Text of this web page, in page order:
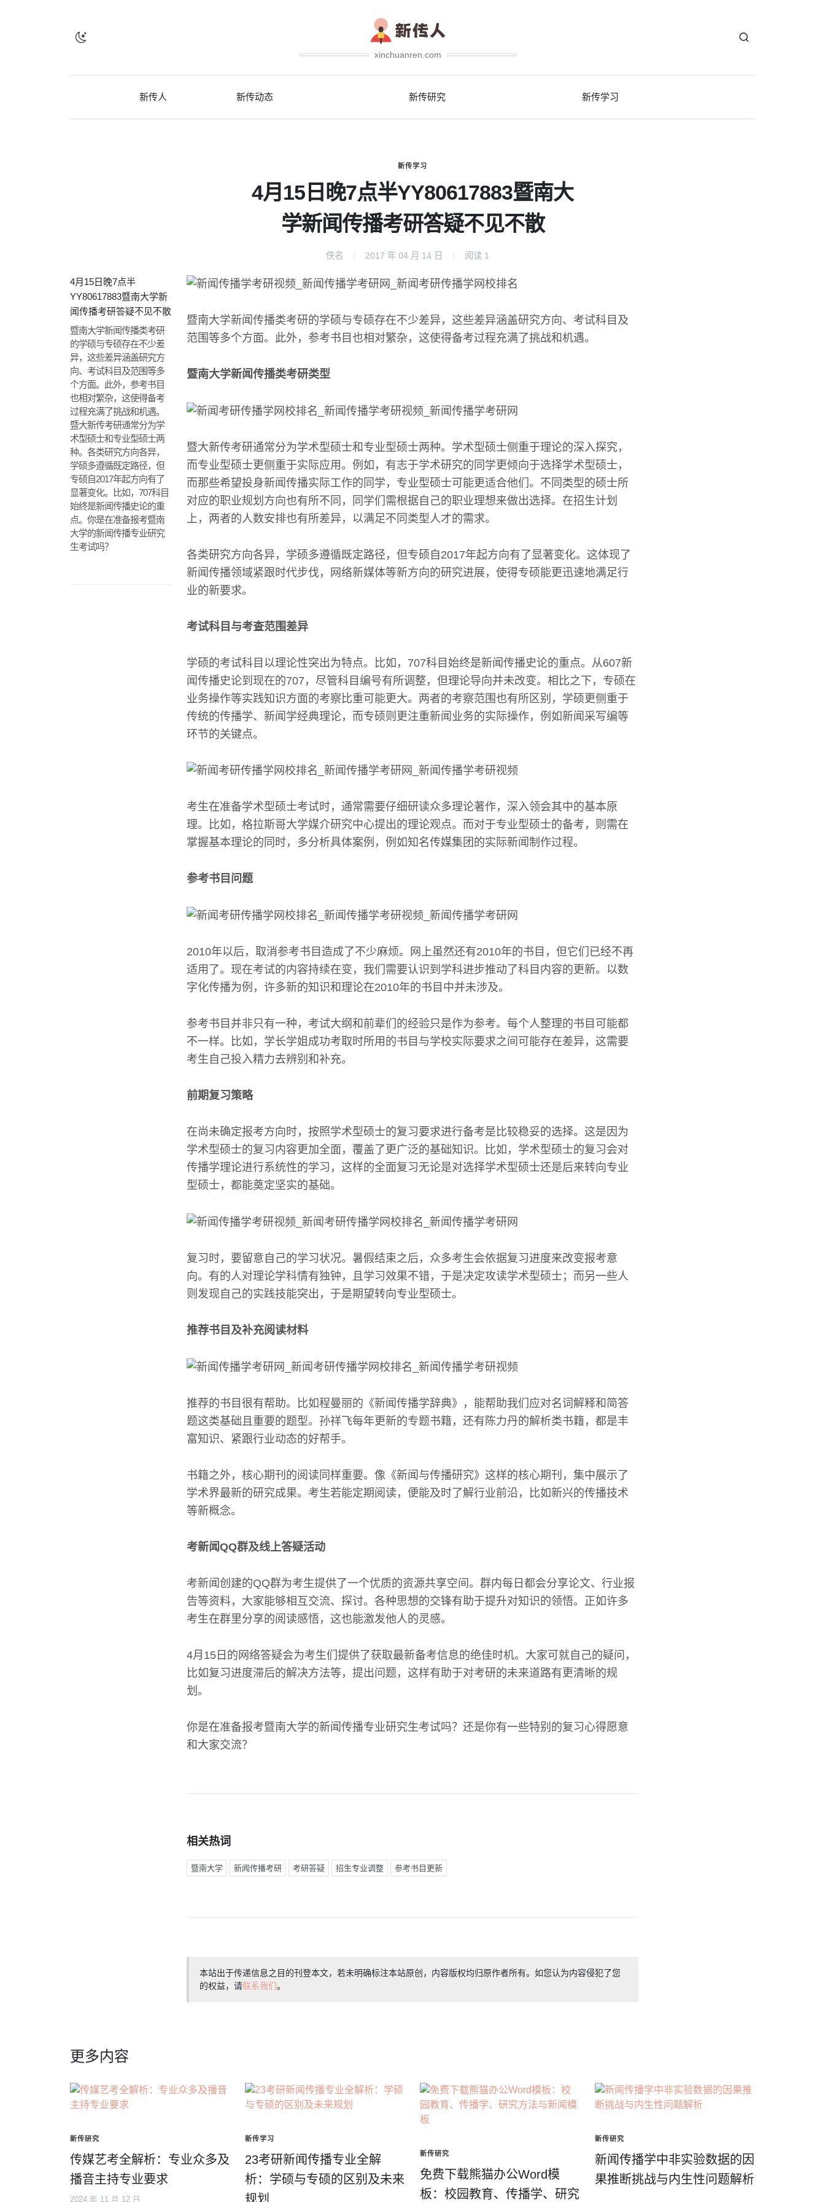
xinchuanren.com
新传人 新传动态 新传研究 新传学习
新传学习
4月15日晚7点半YY80617883暨南大
学新闻传播考研答疑不见不散
佚名 2017 年 04 月 14 日 阅读 1
4月15日晚7点半
YY80617883暨南大学新
闻传播考研答疑不见不散
暨南大学新闻传播类考研
的学硕与专硕存在不少差
异，这些差异涵盖研究方
向、考试科目及范围等多
个方面。此外，参考书目
也相对繁杂，这使得备考
过程充满了挑战和机遇。
暨大新传考研通常分为学
术型硕士和专业型硕士两
种。各类研究方向各异，
学硕多遵循既定路径，但
专硕自2017年起方向有了
显著变化。比如，707科目
始终是新闻传播史论的重
点。你是在准备报考暨南
大学的新闻传播专业研究
生考试吗？
暨南大学新闻传播类考研的学硕与专硕存在不少差异，这些差异涵盖研究方向、考试科目及
范围等多个方面。此外，参考书目也相对繁杂，这使得备考过程充满了挑战和机遇。
暨南大学新闻传播类考研类型
暨大新传考研通常分为学术型硕士和专业型硕士两种。学术型硕士侧重于理论的深入探究，
而专业型硕士更侧重于实际应用。例如，有志于学术研究的同学更倾向于选择学术型硕士，
而那些希望投身新闻传播实际工作的同学，专业型硕士可能更适合他们。不同类型的硕士所
对应的职业规划方向也有所不同，同学们需根据自己的职业理想来做出选择。在招生计划
上，两者的人数安排也有所差异，以满足不同类型人才的需求。
各类研究方向各异，学硕多遵循既定路径，但专硕自2017年起方向有了显著变化。这体现了
新闻传播领域紧跟时代步伐，网络新媒体等新方向的研究进展，使得专硕能更迅速地满足行
业的新要求。
考试科目与考查范围差异
学硕的考试科目以理论性突出为特点。比如，707科目始终是新闻传播史论的重点。从607新
闻传播史论到现在的707，尽管科目编号有所调整，但理论导向并未改变。相比之下，专硕在
业务操作等实践知识方面的考察比重可能更大。两者的考察范围也有所区别，学硕更侧重于
传统的传播学、新闻学经典理论，而专硕则更注重新闻业务的实际操作，例如新闻采写编等
环节的关键点。
考生在准备学术型硕士考试时，通常需要仔细研读众多理论著作，深入领会其中的基本原
理。比如，格拉斯哥大学媒介研究中心提出的理论观点。而对于专业型硕士的备考，则需在
掌握基本理论的同时，多分析具体案例，例如知名传媒集团的实际新闻制作过程。
参考书目问题
2010年以后，取消参考书目造成了不少麻烦。网上虽然还有2010年的书目，但它们已经不再
适用了。现在考试的内容持续在变，我们需要认识到学科进步推动了科目内容的更新。以数
字化传播为例，许多新的知识和理论在2010年的书目中并未涉及。
参考书目并非只有一种，考试大纲和前辈们的经验只是作为参考。每个人整理的书目可能都
不一样。比如，学长学姐成功考取时所用的书目与学校实际要求之间可能存在差异，这需要
考生自己投入精力去辨别和补充。
前期复习策略
在尚未确定报考方向时，按照学术型硕士的复习要求进行备考是比较稳妥的选择。这是因为
学术型硕士的复习内容更加全面，覆盖了更广泛的基础知识。比如，学术型硕士的复习会对
传播学理论进行系统性的学习，这样的全面复习无论是对选择学术型硕士还是后来转向专业
型硕士，都能奠定坚实的基础。
复习时，要留意自己的学习状况。暑假结束之后，众多考生会依据复习进度来改变报考意
向。有的人对理论学科情有独钟，且学习效果不错，于是决定攻读学术型硕士；而另一些人
则发现自己的实践技能突出，于是期望转向专业型硕士。
推荐书目及补充阅读材料
推荐的书目很有帮助。比如程曼丽的《新闻传播学辞典》，能帮助我们应对名词解释和简答
题这类基础且重要的题型。孙祥飞每年更新的专题书籍，还有陈力丹的解析类书籍，都是丰
富知识、紧跟行业动态的好帮手。
书籍之外，核心期刊的阅读同样重要。像《新闻与传播研究》这样的核心期刊，集中展示了
学术界最新的研究成果。考生若能定期阅读，便能及时了解行业前沿，比如新兴的传播技术
等新概念。
考新闻QQ群及线上答疑活动
考新闻创建的QQ群为考生提供了一个优质的资源共享空间。群内每日都会分享论文、行业报
告等资料，大家能够相互交流、探讨。各种思想的交锋有助于提升对知识的领悟。正如许多
考生在群里分享的阅读感悟，这也能激发他人的灵感。
4月15日的网络答疑会为考生们提供了获取最新备考信息的绝佳时机。大家可就自己的疑问，
比如复习进度滞后的解决方法等，提出问题，这样有助于对考研的未来道路有更清晰的规
划。
你是在准备报考暨南大学的新闻传播专业研究生考试吗？还是你有一些特别的复习心得愿意
和大家交流？
相关热词
暨南大学 新闻传播考研 考研答疑 招生专业调整 参考书目更新
本站出于传递信息之目的刊登本文，若未明确标注本站原创，内容版权均归原作者所有。如您认为内容侵犯了您
的权益，请联系我们。
更多内容
新传研究
传媒艺考全解析：专业众多及
播音主持专业要求
2024 年 11 月 12 日
新传学习
23考研新闻传播专业全解
析：学硕与专硕的区别及未来
规划
新传研究
免费下载熊猫办公Word模
板：校园教育、传播学、研究
新传研究
新闻传播学中非实验数据的因
果推断挑战与内生性问题解析